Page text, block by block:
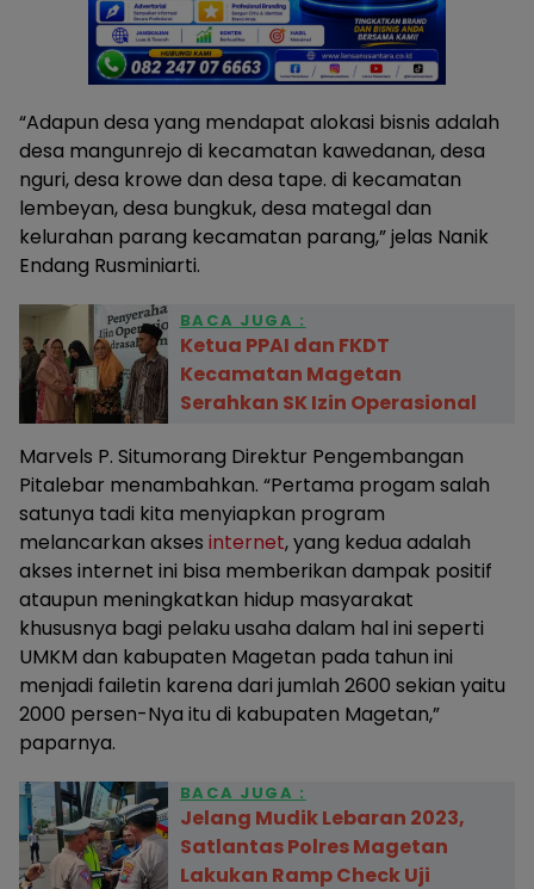
“Adapun desa yang mendapat alokasi bisnis adalah
desa mangunrejo di kecamatan kawedanan, desa
nguri, desa krowe dan desa tape. di kecamatan
lembeyan, desa bungkuk, desa mategal dan
kelurahan parang kecamatan parang,” jelas Nanik
Endang Rusminiarti.
BACA JUGA :
Ketua PPAI dan FKDT
Kecamatan Magetan
Serahkan SK Izin Operasional
Marvels P. Situmorang Direktur Pengembangan
Pitalebar menambahkan. “Pertama progam salah
satunya tadi kita menyiapkan program
melancarkan akses internet, yang kedua adalah
akses internet ini bisa memberikan dampak positif
ataupun meningkatkan hidup masyarakat
khususnya bagi pelaku usaha dalam hal ini seperti
UMKM dan kabupaten Magetan pada tahun ini
menjadi failetin karena dari jumlah 2600 sekian yaitu
2000 persen-Nya itu di kabupaten Magetan,”
paparnya.
BACA JUGA :
Jelang Mudik Lebaran 2023,
Satlantas Polres Magetan
Lakukan Ramp Check Uji